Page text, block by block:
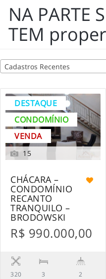
NA PARTE
TEM
Cadastros Recentes
DESTAQUE
CONDOMÍNIO
VENDA
15
CHÁCARA –
CONDOMÍNIO
RECANTO
TRANQUILO –
BRODOWSKI
R$ 990.000,00
320
3
2